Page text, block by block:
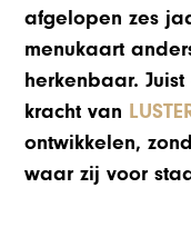
afgelopen zes
menukaart
herkenbaar.
kracht van
ontwikkelen,
waar zij voor